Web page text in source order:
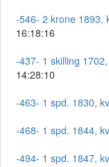
-546- 2 krone 1893,
16:18:16
-437- 1 skilling
14:28:10
-463- 1 spd. 1830,
-468- 1 spd. 1844,
-494- 1 spd. 1847,